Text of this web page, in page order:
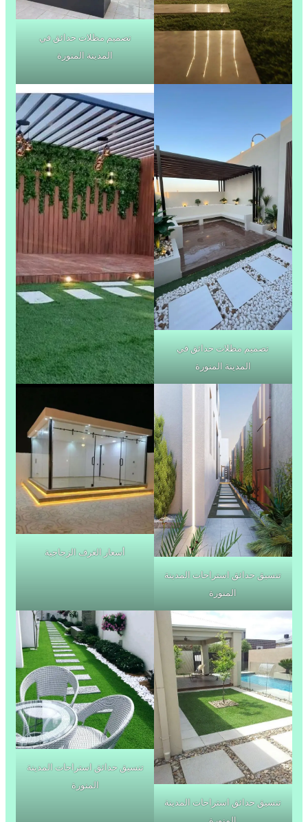
تصميم مظلات حدائق في
المدينة المنورة
تصميم مظلات حدائق في
المدينة المنورة
تنسيق حدائق استراحات المدينة
المنورة
أسعار الغرف الزجاجية
تنسيق حدائق استراحات المدينة
المنورة
تنسيق حدائق استراحات المدينة
المنورة